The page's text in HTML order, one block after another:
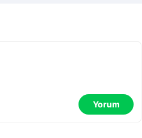
Yorum